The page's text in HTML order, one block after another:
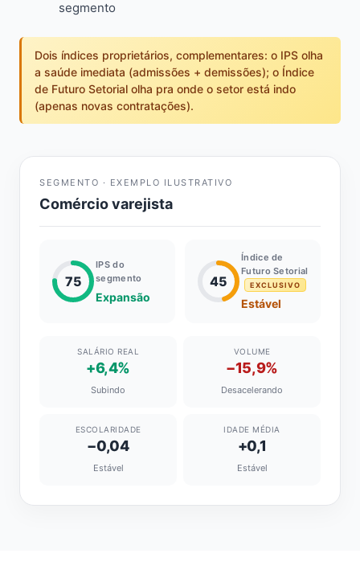
segmento
Dois índices proprietários, complementares: o IPS olha
a saúde imediata (admissões + demissões); o Índice
de Futuro Setorial olha pra onde o setor está indo
(apenas novas contratações).
SEGMENTO · EXEMPLO ILUSTRATIVO
Comércio varejista
75
IPS do
segmento
Expansão
45
Índice de
Futuro Setorial
EXCLUSIVO
Estável
SALÁRIO REAL
+6,4%
Subindo
VOLUME
−15,9%
Desacelerando
ESCOLARIDADE
−0,04
Estável
IDADE MÉDIA
+0,1
Estável